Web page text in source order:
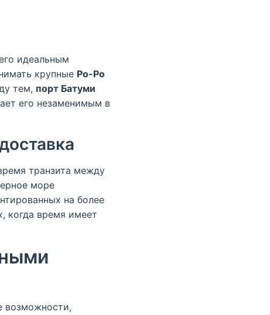
идеальным
крупные Ро-Ро
тем, порт Батуми
его незаменимым в
транзита между
море
на более
когда время имеет
возможности,